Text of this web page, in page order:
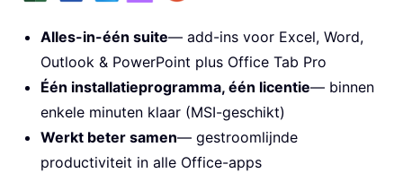
Alles-in-één suite— add-ins voor Excel, Word,
Outlook & PowerPoint plus Office Tab Pro
Één installatieprogramma, één licentie— binnen
enkele minuten klaar (MSI-geschikt)
Werkt beter samen— gestroomlijnde
productiviteit in alle Office-apps